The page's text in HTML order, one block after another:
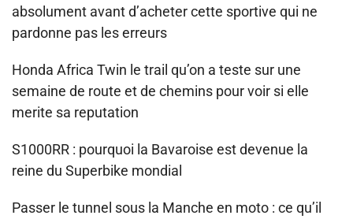
absolument avant d’acheter cette sportive qui ne
pardonne pas les erreurs
Honda Africa Twin le trail qu’on a teste sur une
semaine de route et de chemins pour voir si elle
merite sa reputation
S1000RR : pourquoi la Bavaroise est devenue la
reine du Superbike mondial
Passer le tunnel sous la Manche en moto : ce qu’il